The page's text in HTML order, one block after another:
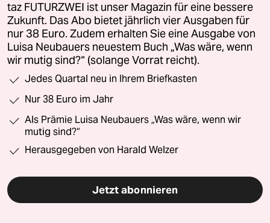
taz FUTURZWEI ist unser Magazin für eine bessere
Zukunft. Das Abo bietet jährlich vier Ausgaben für
nur 38 Euro. Zudem erhalten Sie eine Ausgabe von
Luisa Neubauers neuestem Buch „Was wäre, wenn
wir mutig sind?“ (solange Vorrat reicht).
Jedes Quartal neu in Ihrem Briefkasten
Nur 38 Euro im Jahr
Als Prämie Luisa Neubauers „Was wäre, wenn wir
mutig sind?“
Herausgegeben von Harald Welzer
Jetzt abonnieren